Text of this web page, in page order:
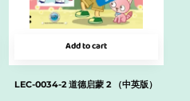
Add to cart
LEC-0034-2 道德启蒙 2 （中英版）